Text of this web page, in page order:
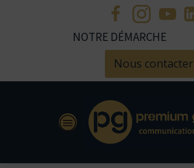
NOTRE DÉMARCHE
Nous contacter